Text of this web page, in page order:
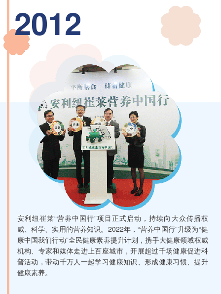
2012
安利纽崔莱“营养中国行”项目正式启动，持续向大众传播权
威、科学、实用的营养知识。2022年，“营养中国行”升级为“健
康中国我们行动”全民健康素养提升计划，携手大健康领域权威
机构、专家和媒体走进上百座城市，开展超过千场健康促进科
普活动，带动千万人一起学习健康知识、形成健康习惯、提升
健康素养。